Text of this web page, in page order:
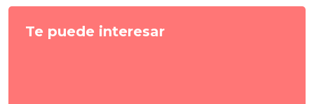
Te puede interesar